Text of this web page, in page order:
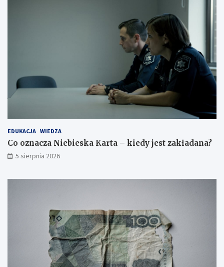
EDUKACJA WIEDZA
Co oznacza Niebieska Karta – kiedy jest zakładana?
5 sierpnia 2026